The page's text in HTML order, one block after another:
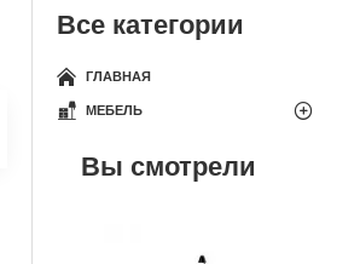
Все категории
ГЛАВНАЯ
МЕБЕЛЬ
Вы смотрели